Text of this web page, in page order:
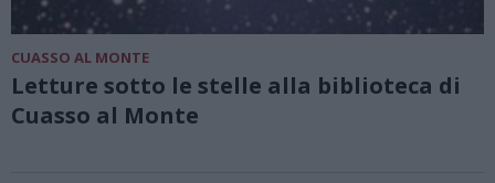
CUASSO AL MONTE
Letture sotto le stelle alla biblioteca di
Cuasso al Monte